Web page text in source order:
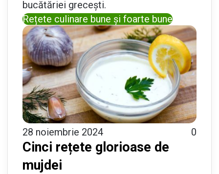
bucătăriei grecești.
Rețete culinare bune și foarte bune
28 noiembrie 2024 0
Cinci rețete glorioase de
mujdei